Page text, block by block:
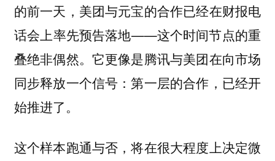
的前一天，美团与元宝的合作已经在财报电
话会上率先预告落地——这个时间节点的重
叠绝非偶然。它更像是腾讯与美团在向市场
同步释放一个信号：第一层的合作，已经开
始推进了。
这个样本跑通与否，将在很大程度上决定微